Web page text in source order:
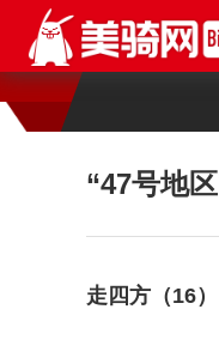
“47号地
走四方（16